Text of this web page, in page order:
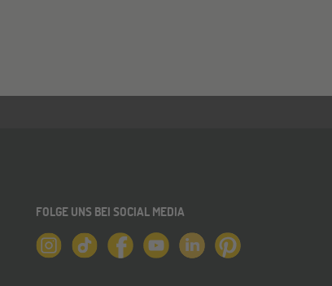
FOLGE UNS BEI SOCIAL MEDIA